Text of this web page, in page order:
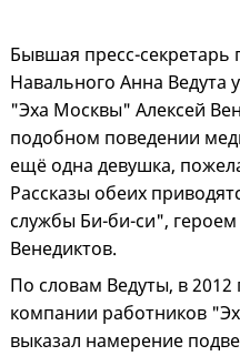
Бывшая пресс-секретарь
Навального Анна Ведута
"Эха Москвы" Алексей
подобном поведении
ещё одна девушка,
Рассказы обеих
службы Би-би-си", героем
Венедиктов.
По словам Ведуты, в 2012
компании работников
выказал намерение